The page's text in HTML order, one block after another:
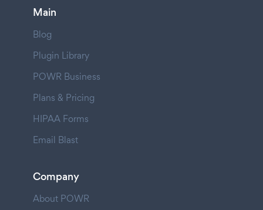
Main
Blog
Plugin Library
POWR Business
Plans & Pricing
HIPAA Forms
Email Blast
Company
About POWR